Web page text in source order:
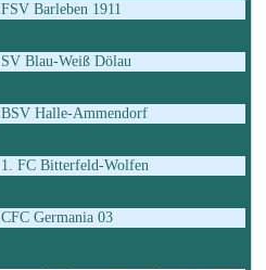
FSV Barleben 1911
SV Blau-Weiß Dölau
BSV Halle-Ammendorf
1. FC Bitterfeld-Wolfen
CFC Germania 03